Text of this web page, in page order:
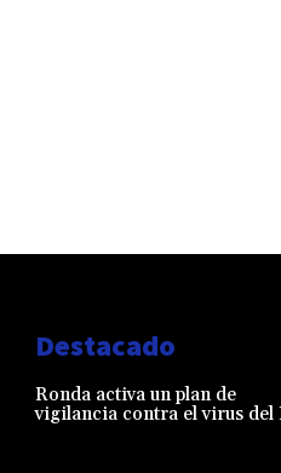
Destacado
Ronda activa un plan de
vigilancia contra el virus del